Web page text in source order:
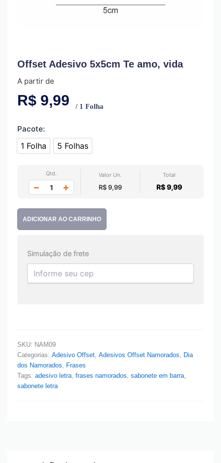
Offset Adesivo 5x5cm Te amo, vida
A partir de
R$ 9,99 / 1 Folha
Pacote:
1 Folha
1 Folha
5 Folhas
5 Folhas
Qtd.
− +
Valor Un.
R$ 9,99
Total
R$ 9,99
ADICIONAR AO CARRINHO
Simulação de frete
SKU: NAM09
Categorias: Adesivo Offset, Adesivos Offset Namorados, Dia
dos Namorados, Frases
Tags: adesivo letra, frases namorados, sabonete em barra,
sabonete letra